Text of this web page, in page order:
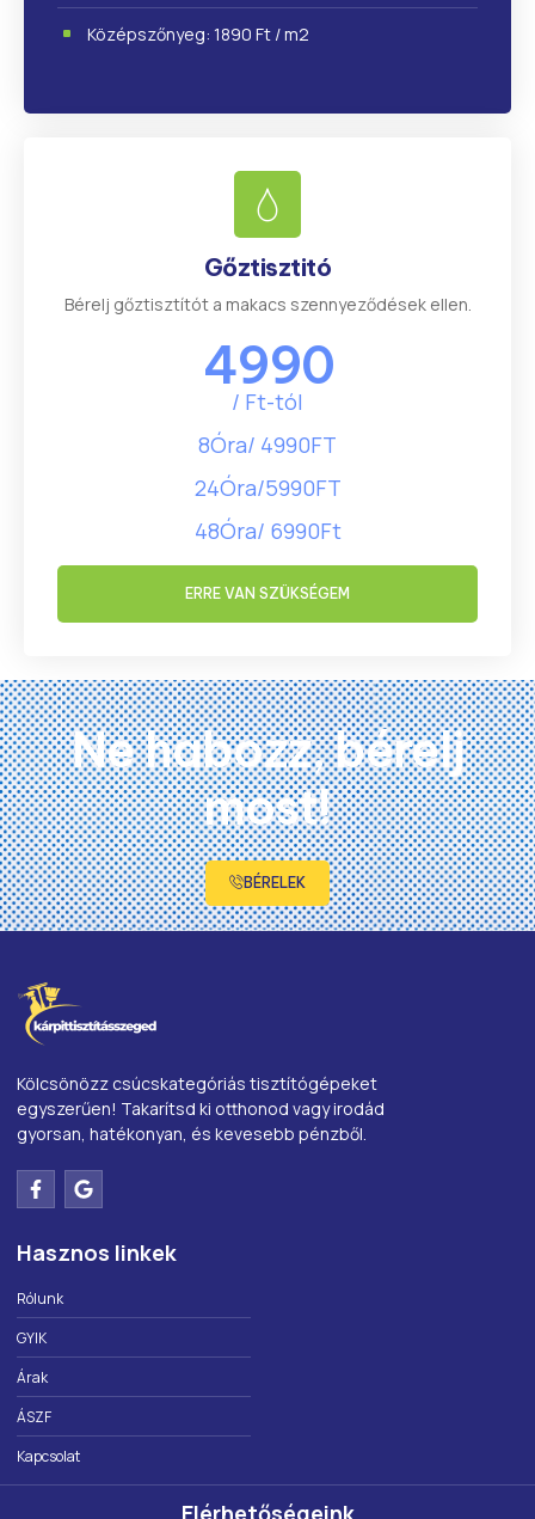
Középszőnyeg: 1890 Ft / m2
Gőztisztitó
Bérelj gőztisztítót a makacs szennyeződések ellen.
4990
/ Ft-tól
8Óra/ 4990FT
24Óra/5990FT
48Óra/ 6990Ft
ERRE VAN SZÜKSÉGEM
Ne habozz, bérelj
most!
BÉRELEK
Kölcsönözz csúcskategóriás tisztítógépeket
egyszerűen! Takarítsd ki otthonod vagy irodád
gyorsan, hatékonyan, és kevesebb pénzből.
Hasznos linkek
Rólunk
GYIK
Árak
ÁSZF
Kapcsolat
Elérhetőségeink